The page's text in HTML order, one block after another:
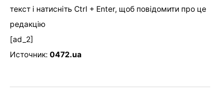
текст і натисніть Ctrl + Enter, щоб повідомити про це
редакцію
[ad_2]
Источник: 0472.ua